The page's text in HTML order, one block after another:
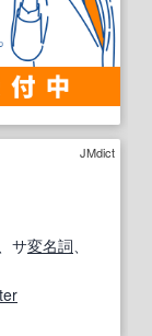
JMdict
、サ変名詞